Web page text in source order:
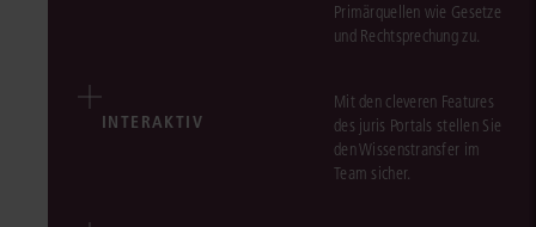
Primärquellen wie Gesetze
und Rechtsprechung zu.
INTERAKTIV
Mit den cleveren Features
des juris Portals stellen Sie
den Wissenstransfer im
Team sicher.